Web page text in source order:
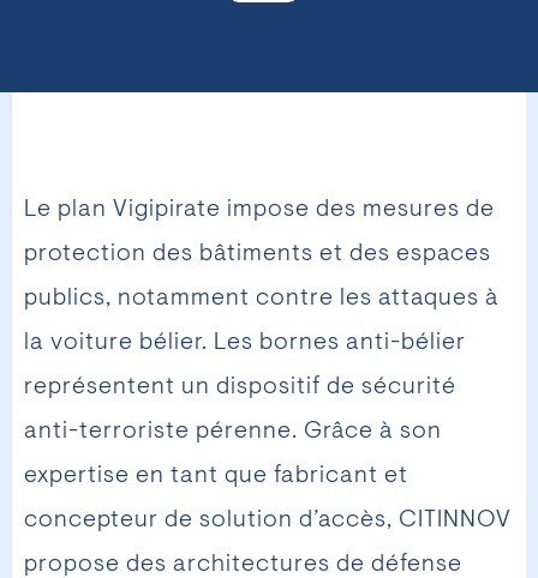
Le plan Vigipirate impose des mesures de
protection des bâtiments et des espaces
publics, notamment contre les attaques à
la voiture bélier. Les bornes anti-bélier
représentent un dispositif de sécurité
anti-terroriste pérenne. Grâce à son
expertise en tant que fabricant et
concepteur de solution d’accès, CITINNOV
propose des architectures de défense